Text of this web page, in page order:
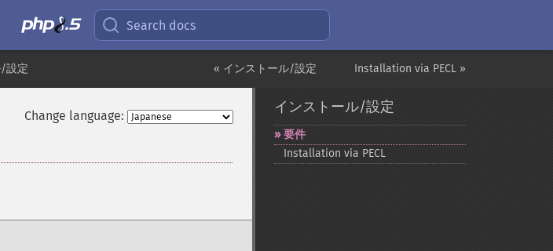
Search docs
Installation via PECL »
« インストール/設定
設定
Change language:
インストール/設定
要件
Installation via PECL